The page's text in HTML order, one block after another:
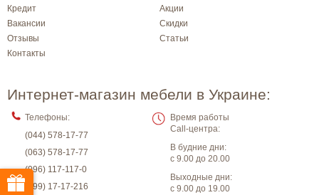
Кредит
Акции
Вакансии
Скидки
Отзывы
Статьи
Контакты
Интернет-магазин мебели в Украине:
Телефоны:
(044) 578-17-77
(063) 578-17-77
(096) 117-117-0
(099) 17-17-216
Время работы
Call-центра:
В будние дни:
с 9.00 до 20.00
Выходные дни:
с 9.00 до 19.00